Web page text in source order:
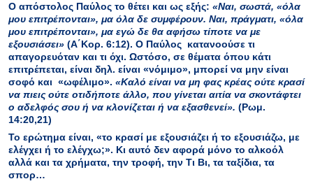
Ο απόστολος Παύλος το θέτει και ως εξής: «Ναι, σωστά, «όλα
μου επιτρέπονται», μα όλα δε συμφέρουν. Ναι, πράγματι, «όλα
μου επιτρέπονται», μα εγώ δε θα αφήσω τίποτε να με
εξουσιάσει» (Α΄Κορ. 6:12). Ο Παύλος κατανοούσε τι
απαγορευόταν και τι όχι. Ωστόσο, σε θέματα όπου κάτι
επιτρέπεται, είναι δηλ. είναι «νόμιμο», μπορεί να μην είναι
σοφό και «ωφέλιμο». «Καλό είναι να μη φας κρέας ούτε κρασί
να πιεις ούτε οτιδήποτε άλλο, που γίνεται αιτία να σκοντάφτει
ο αδελφός σου ή να κλονίζεται ή να εξασθενεί». (Ρωμ.
14:20,21)
Το ερώτημα είναι, «το κρασί με εξουσιάζει ή το εξουσιάζω, με
ελέγχει ή το ελέγχω;». Κι αυτό δεν αφορά μόνο το αλκοόλ
αλλά και τα χρήματα, την τροφή, την Τι Βι, τα ταξίδια, τα
σπορ…